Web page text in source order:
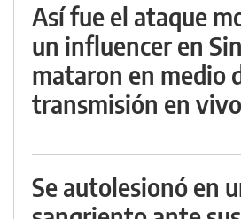
Así fue el ataque
un influencer en
mataron en medio
transmisión en vivo
Se autolesionó en